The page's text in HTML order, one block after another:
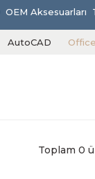
OEM Aksesuarları
AutoCAD
Toplam 0